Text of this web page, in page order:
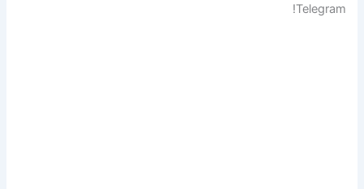
Telegram!